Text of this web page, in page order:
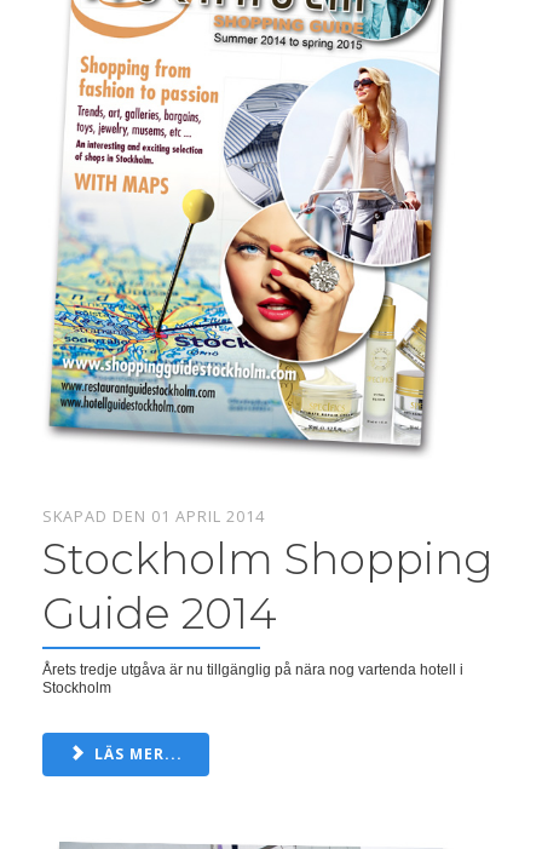
SKAPAD DEN 01 APRIL 2014
Stockholm Shopping
Guide 2014
Årets tredje utgåva är nu tillgänglig på nära nog vartenda hotell i
Stockholm
LÄS MER...